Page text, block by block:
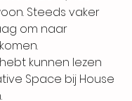
Steeds vaker
om naar
kunnen lezen
Space bij House